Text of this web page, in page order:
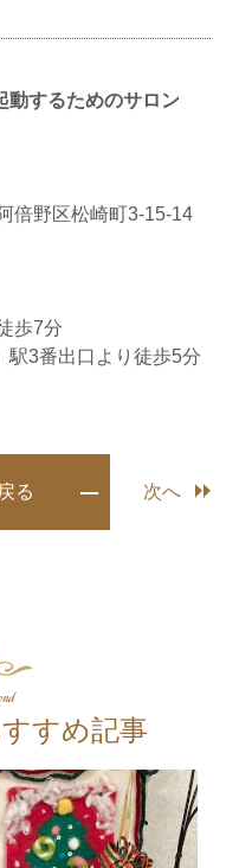
動するためのサロン
倍野区松崎町3-15-14
歩7分
駅3番出口より徒歩5分
る 次へ
すめ記事